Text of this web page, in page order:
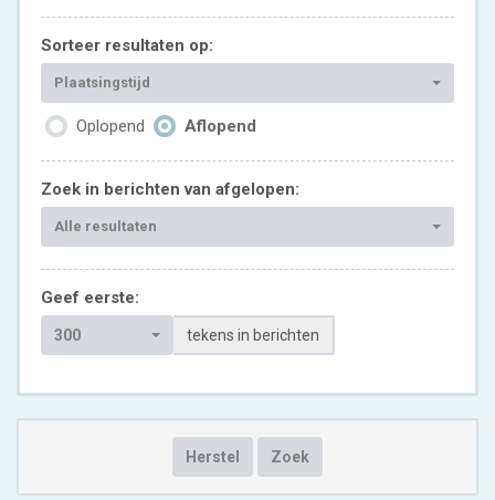
Sorteer resultaten op:
Plaatsingstijd
Oplopend Aflopend
Zoek in berichten van afgelopen:
Alle resultaten
Geef eerste:
300 tekens in berichten
Herstel Zoek